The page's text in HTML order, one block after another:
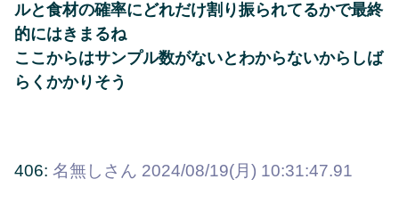
ルと食材の確率にどれだけ割り振られてるかで最終
的にはきまるね
ここからはサンプル数がないとわからないからしば
らくかかりそう
406: 名無しさん 2024/08/19(月) 10:31:47.91